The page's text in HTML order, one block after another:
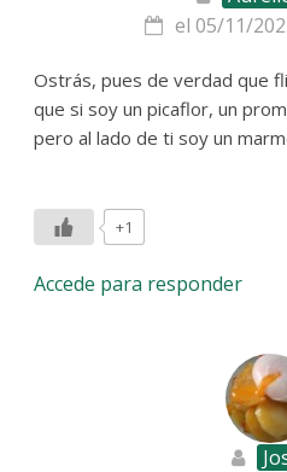
el 05/11/
Ostrás, pues de verdad que
que si soy un picaflor, un
pero al lado de ti soy un
+1
Accede para responder